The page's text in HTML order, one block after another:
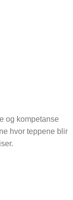
og kompetanse
hvor teppene blir